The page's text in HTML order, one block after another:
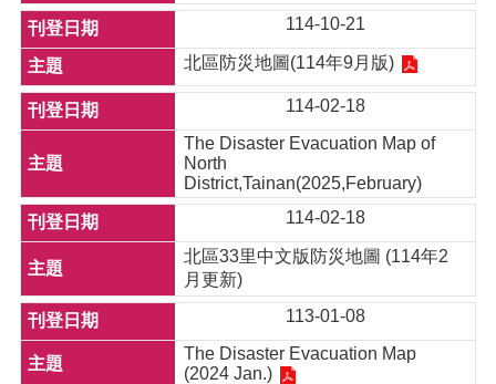
114-10-21
北區防災地圖(114年9月版)
114-02-18
The Disaster Evacuation Map of
North
District,Tainan(2025,February)
114-02-18
北區33里中文版防災地圖 (114年2
月更新)
113-01-08
The Disaster Evacuation Map
(2024 Jan.)